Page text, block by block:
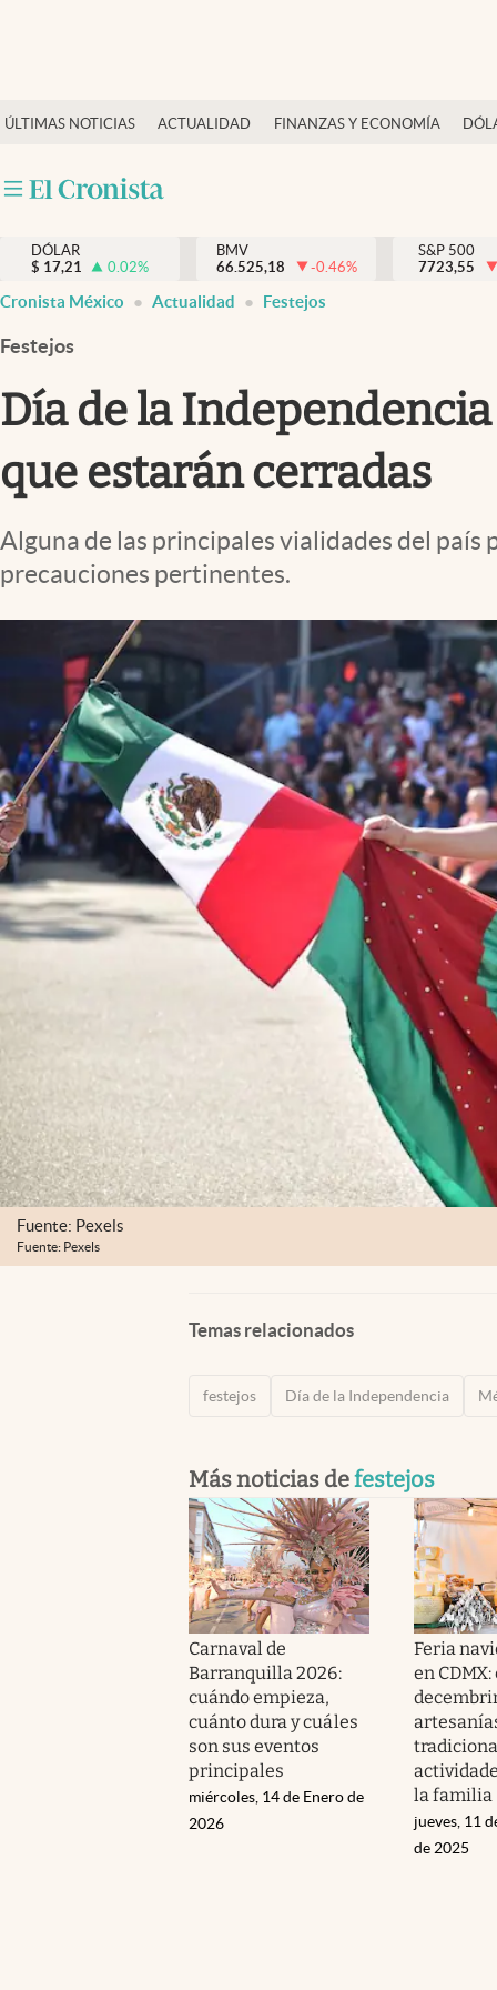
ÚLTIMAS NOTICIAS ACTUALIDAD FINANZAS Y ECONOMÍA
Actualidad
Internacionales
Opinión
Brand Strategy
Vida y estilo
Tv
Espiritualidad
abre en nueva pestaña
DÓLAR
$ 17,21 0.02%
BMV
66.525,18
-0.46%
S&P 500
7723,55
Cronista México Actualidad Festejos
Festejos
Día de la
que estarán cerradas
Alguna de las principales vialidades del
precauciones pertinentes.
Fuente: Pexels
Fuente: Pexels
Temas relacionados
festejos Día de la Independencia
Más noticias defestejos
Carnaval de
Barranquilla 2026:
cuándo empieza,
cuánto dura y cuáles
son sus eventos
principales
miércoles, 14 de Enero de
2026
Feria
en
la familia
jueves, 11
de 2025